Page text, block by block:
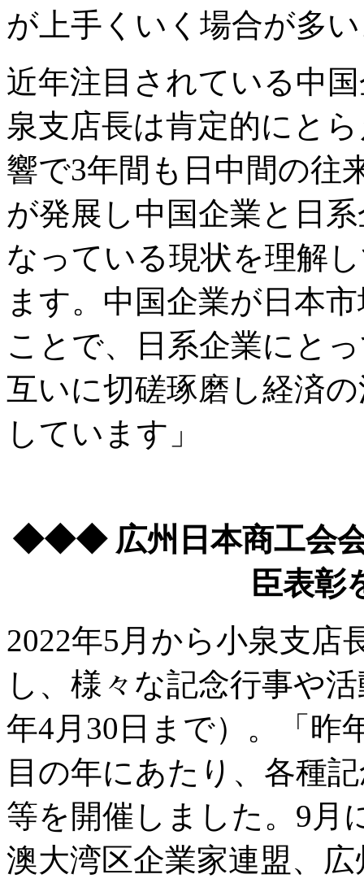
が上手くいく場合が多
近年注目されている中
泉支店長は肯定的にと
響で3年間も日中間の往
が発展し中国企業と日
なっている現状を理解
ます。中国企業が日本
ことで、日系企業にと
互いに切磋琢磨し経済
しています」
◆◆◆ 広州日本商工会会
臣表
2022年5月から小泉支店
し、様々な記念行事や
年4月30日まで）。「昨
目の年にあたり、各種
等を開催しました。9月
澳大湾区企業家連盟、